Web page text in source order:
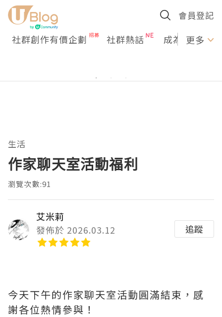
會員登記
社群創作有價企劃 社群熱話 成為U更多
生活
作家聊天室活動福利
瀏覽次數:91
艾米莉
發佈於 2026.03.12
追蹤
今天下午的作家聊天室活動圓滿結束，感
謝各位熱情參與！